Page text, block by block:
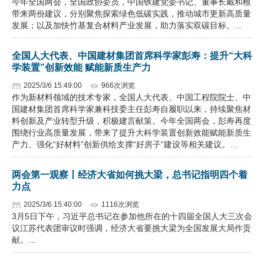
带来两份建议，分别聚焦探索绿色低碳实践，推动城市更新高质量
发展；以及加快竹基复合材料产业发展，助力落实双碳目标。…
全国人大代表、中国建材集团首席科学家彭寿：提升“大科
学装置”创新效能 赋能新质生产力
2025/3/6 15:49:00 966次浏览
作为新材料领域的技术专家，全国人大代表、中国工程院院士、中
国建材集团首席科学家兼科技委主任彭寿自履职以来，持续聚焦材
料创新及产业转型升级，积极建言献策。今年全国两会，彭寿再度
围绕行业高质量发展，带来了提升大科学装置创新效能赋能新质生
产力、强化“好材料”创新供给支撑“好房子”建设等相关建议。…
两会第一观察丨经济大省如何挑大梁，总书记指明四个着
力点
2025/3/6 15:40:00 1116次浏览
3月5日下午，习近平总书记在参加他所在的十四届全国人大三次会
议江苏代表团审议时强调，经济大省要挑大梁为全国发展大局作贡
献。…